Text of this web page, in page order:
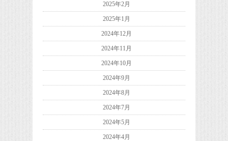
2025年2月
2025年1月
2024年12月
2024年11月
2024年10月
2024年9月
2024年8月
2024年7月
2024年5月
2024年4月